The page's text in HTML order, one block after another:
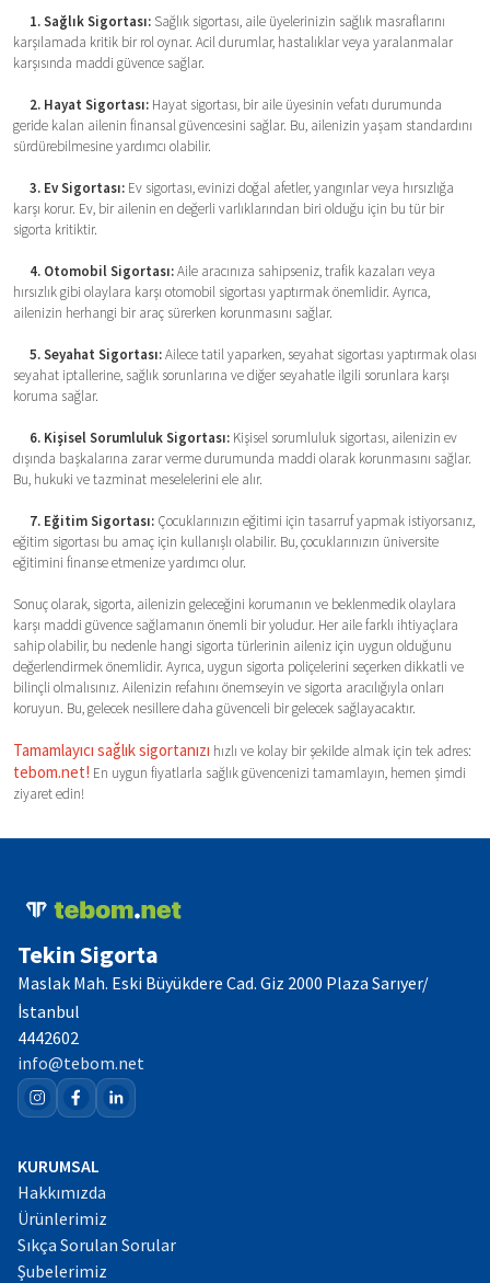
1. Sağlık Sigortası: Sağlık sigortası, aile üyelerinizin sağlık masraflarını
karşılamada kritik bir rol oynar. Acil durumlar, hastalıklar veya yaralanmalar
karşısında maddi güvence sağlar.
2. Hayat Sigortası: Hayat sigortası, bir aile üyesinin vefatı durumunda
geride kalan ailenin finansal güvencesini sağlar. Bu, ailenizin yaşam standardını
sürdürebilmesine yardımcı olabilir.
3. Ev Sigortası: Ev sigortası, evinizi doğal afetler, yangınlar veya hırsızlığa
karşı korur. Ev, bir ailenin en değerli varlıklarından biri olduğu için bu tür bir
sigorta kritiktir.
4. Otomobil Sigortası:Aile aracınıza sahipseniz, trafik kazaları veya
hırsızlık gibi olaylara karşı otomobil sigortası yaptırmak önemlidir. Ayrıca,
ailenizin herhangi bir araç sürerken korunmasını sağlar.
5. Seyahat Sigortası:Ailece tatil yaparken, seyahat sigortası yaptırmak olası
seyahat iptallerine, sağlık sorunlarına ve diğer seyahatle ilgili sorunlara karşı
koruma sağlar.
6. Kişisel Sorumluluk Sigortası: Kişisel sorumluluk sigortası, ailenizin ev
dışında başkalarına zarar verme durumunda maddi olarak korunmasını sağlar.
Bu, hukuki ve tazminat meselelerini ele alır.
7. Eğitim Sigortası: Çocuklarınızın eğitimi için tasarruf yapmak istiyorsanız,
eğitim sigortası bu amaç için kullanışlı olabilir. Bu, çocuklarınızın üniversite
eğitimini finanse etmenize yardımcı olur.
Sonuç olarak, sigorta, ailenizin geleceğini korumanın ve beklenmedik olaylara
karşı maddi güvence sağlamanın önemli bir yoludur. Her aile farklı ihtiyaçlara
sahip olabilir, bu nedenle hangi sigorta türlerinin aileniz için uygun olduğunu
değerlendirmek önemlidir. Ayrıca, uygun sigorta poliçelerini seçerken dikkatli ve
bilinçli olmalısınız. Ailenizin refahını önemseyin ve sigorta aracılığıyla onları
koruyun. Bu, gelecek nesillere daha güvenceli bir gelecek sağlayacaktır.
Tamamlayıcı sağlık sigortanızı hızlı ve kolay bir şekilde almak için tek adres:
tebom.net! En uygun fiyatlarla sağlık güvencenizi tamamlayın, hemen şimdi
ziyaret edin!
Tekin Sigorta
Maslak Mah. Eski Büyükdere Cad. Giz 2000 Plaza Sarıyer/
İstanbul
4442602
info@tebom.net
KURUMSAL
Hakkımızda
Ürünlerimiz
Sıkça Sorulan Sorular
Şubelerimiz